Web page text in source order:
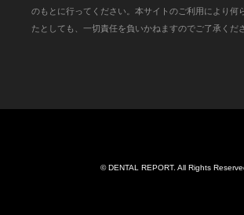
のもとに行ってください。本サイトのご利用により何
たとしても、一切責任を負いかねますのでご了承くだ
©DENTAL REPORT. All Rights